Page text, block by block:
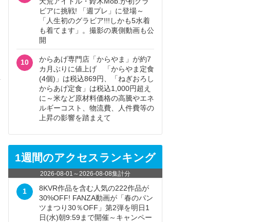
ビアに挑戦! 「週プレ」に登場～
「人生初のグラビア!!!しかも5水着
も着てます」。撮影の裏側動画も公
開
10
からあげ専門店「からやま」が約7
カ月ぶりに値上げ 「からやま定食
(4個)」は税込869円、「ねぎおろし
からあげ定食」は税込1,000円超え
に～米など原材料価格の高騰やエネ
ルギーコスト、物流費、人件費等の
上昇の影響を踏まえて
1週間のアクセスランキング
2026-08-01 ～2026-08-08集計分
1
8KVR作品を含む人気の222作品が
30%OFF! FANZA動画が「春のパン
ツまつり30％OFF」第2弾を明日1
日(水)朝9:59まで開催～キャンペー